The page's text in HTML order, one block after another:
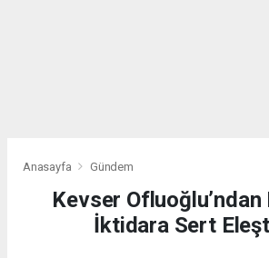
Anasayfa Gündem
Kevser Ofluoğlu’ndan
İktidara Sert